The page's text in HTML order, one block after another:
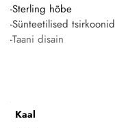
-Sterling hõbe
-Sünteetilised tsirkoonid
-Taani disain
Kaal